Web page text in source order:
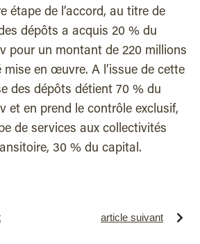
étape de l’accord, au titre de
dépôts a acquis 20 % du
pour un montant de 220 millions
mise en œuvre. A l’issue de cette
des dépôts détient 70 % du
et en prend le contrôle exclusif,
de services aux collectivités
30 % du capital.
article suivant